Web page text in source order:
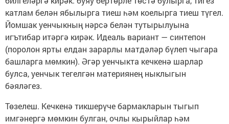
катлам белән ябылырга тиеш һәм коелырга тиеш түгел.
Йомшак уенчыкның нәрсә белән тутырылуына
игътибар итәргә кирәк. Идеаль вариант — синтепон
(поролон ярты елдан зарарлы матдәләр бүлеп чыгара
башларга мөмкин). Әгәр уенчыкта кечкенә шарлар
булса, уенчык тегелгән материянең ныклыгын
бәяләгез.
Төзелеш. Кечкенә тикшерүче бармакларын тыгып
имгәнергә мөмкин булган, очлы кырыйлар һәм